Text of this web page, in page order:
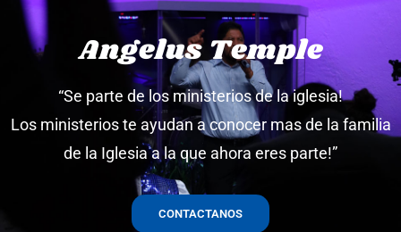
Angelus Temple
“Se parte de los ministerios de la iglesia!
Los ministerios te ayudan a conocer mas de la familia
de la Iglesia a la que ahora eres parte!”
CONTACTANOS